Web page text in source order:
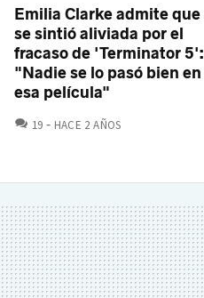
Emilia Clarke admite que
se sintió aliviada por el
fracaso de 'Terminator 5':
"Nadie se lo pasó bien en
esa película"
19 COMENTARIOS
HACE 2 AÑOS